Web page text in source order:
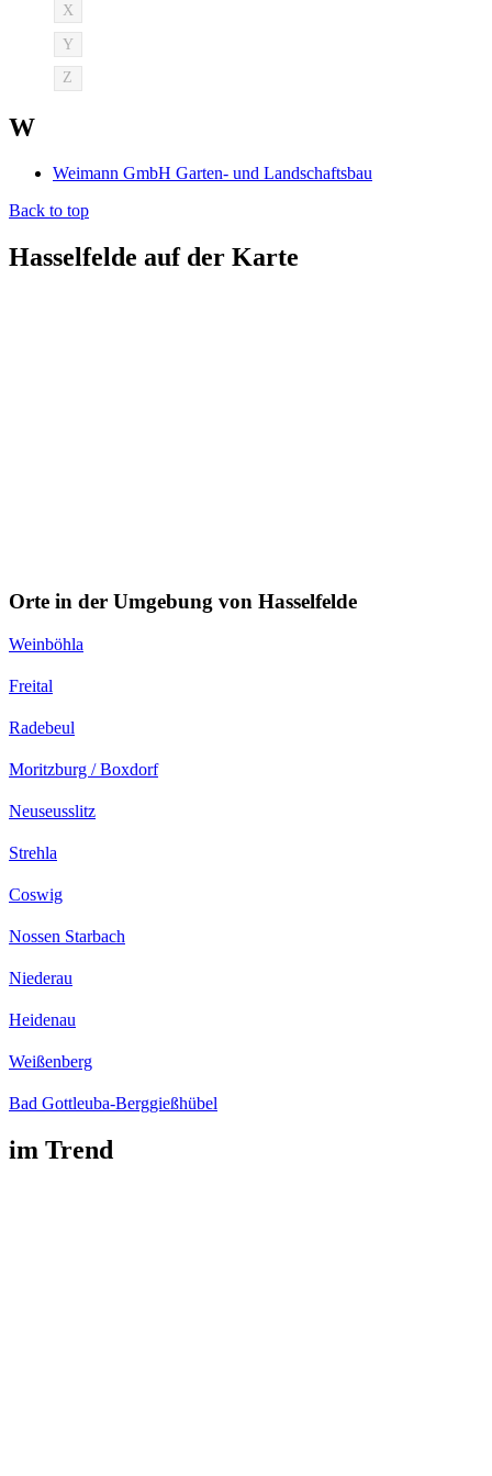
X
Y
Z
W
Weimann GmbH Garten- und Landschaftsbau
Back to top
Hasselfelde auf der Karte
Orte in der Umgebung von Hasselfelde
Weinböhla
Freital
Radebeul
Moritzburg / Boxdorf
Neuseusslitz
Strehla
Coswig
Nossen Starbach
Niederau
Heidenau
Weißenberg
Bad Gottleuba-Berggießhübel
im Trend